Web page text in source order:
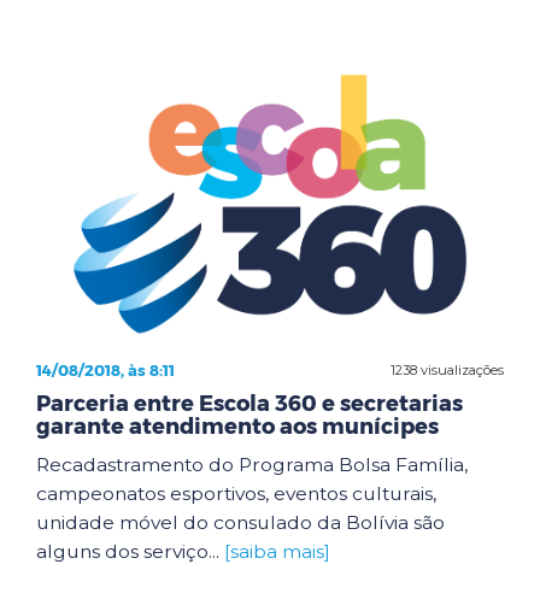
1238 visualizações
14/08/2018, às 8:11
Parceria entre Escola 360 e secretarias
garante atendimento aos munícipes
Recadastramento do Programa Bolsa Família,
campeonatos esportivos, eventos culturais,
unidade móvel do consulado da Bolívia são
alguns dos serviço... [saiba mais]